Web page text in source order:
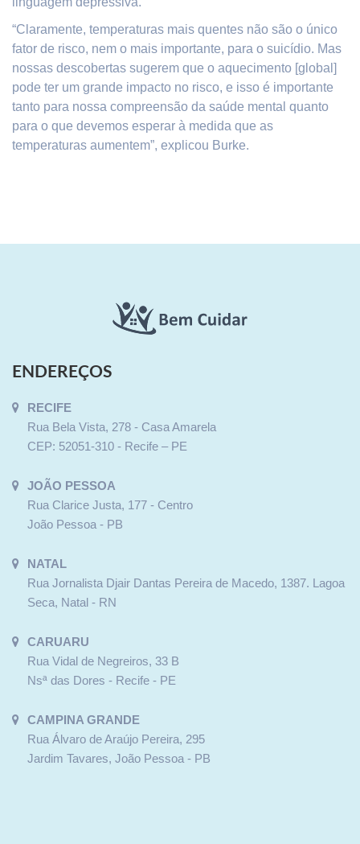
“Claramente, temperaturas mais quentes não são o único
fator de risco, nem o mais importante, para o suicídio. Mas
nossas descobertas sugerem que o aquecimento [global]
pode ter um grande impacto no risco, e isso é importante
tanto para nossa compreensão da saúde mental quanto
para o que devemos esperar à medida que as
temperaturas aumentem”, explicou Burke.
ENDEREÇOS
RECIFE
Rua Bela Vista, 278 - Casa Amarela
CEP: 52051-310 - Recife – PE
JOÃO PESSOA
Rua Clarice Justa, 177 - Centro
João Pessoa - PB
NATAL
Rua Jornalista Djair Dantas Pereira de Macedo, 1387. Lagoa
Seca, Natal - RN
CARUARU
Rua Vidal de Negreiros, 33 B
Nsª das Dores - Recife - PE
CAMPINA GRANDE
Rua Álvaro de Araújo Pereira, 295
Jardim Tavares, João Pessoa - PB